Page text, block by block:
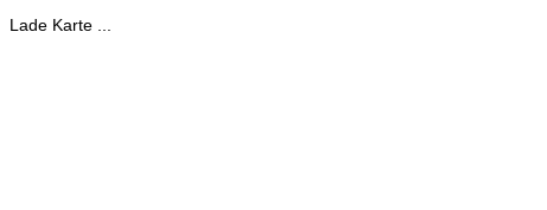
Lade Karte ...